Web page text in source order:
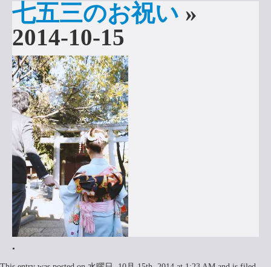
申込みはこちら
七五三のお祝い »
2014-10-15
•